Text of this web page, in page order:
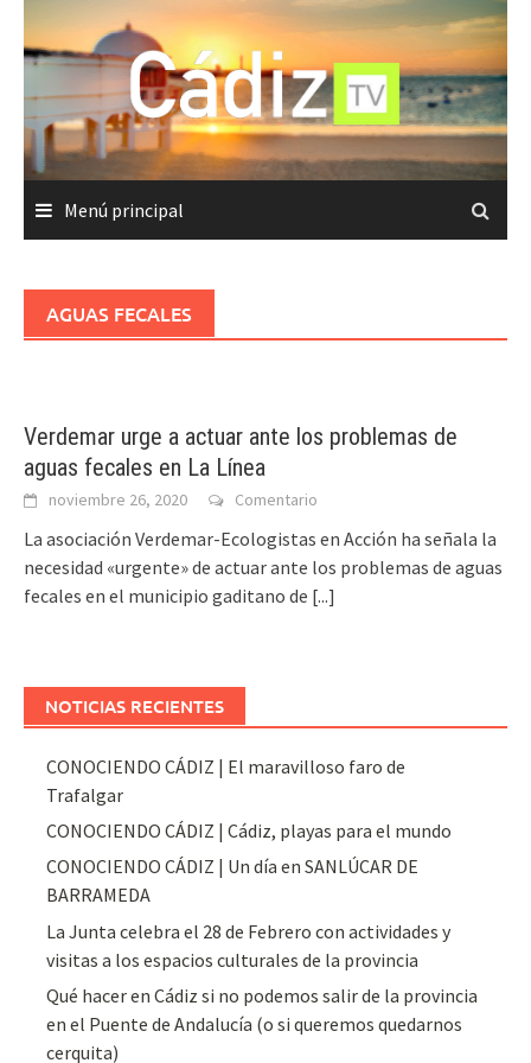
contenido
Menú principal
AGUAS FECALES
Verdemar urge a actuar ante los problemas de
aguas fecales en La Línea
noviembre 26, 2020 Comentario
La asociación Verdemar-Ecologistas en Acción ha señala la
necesidad «urgente» de actuar ante los problemas de aguas
fecales en el municipio gaditano de [...]
NOTICIAS RECIENTES
CONOCIENDO CÁDIZ | El maravilloso faro de
Trafalgar
CONOCIENDO CÁDIZ | Cádiz, playas para el mundo
CONOCIENDO CÁDIZ | Un día en SANLÚCAR DE
BARRAMEDA
La Junta celebra el 28 de Febrero con actividades y
visitas a los espacios culturales de la provincia
Qué hacer en Cádiz si no podemos salir de la provincia
en el Puente de Andalucía (o si queremos quedarnos
cerquita)